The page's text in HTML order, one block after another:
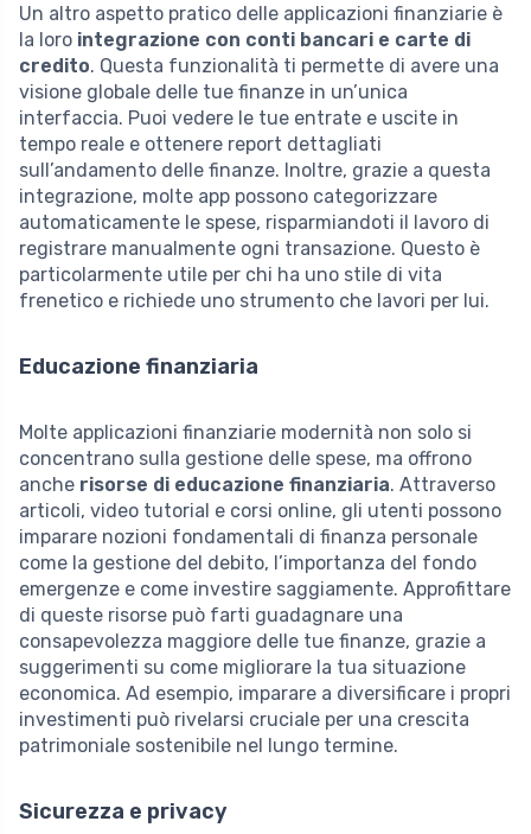
Un altro aspetto pratico delle applicazioni finanziarie è
la loro integrazione con conti bancari e carte di
credito. Questa funzionalità ti permette di avere una
visione globale delle tue finanze in un’unica
interfaccia. Puoi vedere le tue entrate e uscite in
tempo reale e ottenere report dettagliati
sull’andamento delle finanze. Inoltre, grazie a questa
integrazione, molte app possono categorizzare
automaticamente le spese, risparmiandoti il lavoro di
registrare manualmente ogni transazione. Questo è
particolarmente utile per chi ha uno stile di vita
frenetico e richiede uno strumento che lavori per lui.
Educazione finanziaria
Molte applicazioni finanziarie modernità non solo si
concentrano sulla gestione delle spese, ma offrono
anche risorse di educazione finanziaria. Attraverso
articoli, video tutorial e corsi online, gli utenti possono
imparare nozioni fondamentali di finanza personale
come la gestione del debito, l’importanza del fondo
emergenze e come investire saggiamente. Approfittare
di queste risorse può farti guadagnare una
consapevolezza maggiore delle tue finanze, grazie a
suggerimenti su come migliorare la tua situazione
economica. Ad esempio, imparare a diversificare i propri
investimenti può rivelarsi cruciale per una crescita
patrimoniale sostenibile nel lungo termine.
Sicurezza e privacy